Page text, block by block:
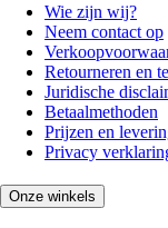
Wie zijn wij?
Neem contact op
Retourneren en
Juridische
Betaalmethoden
Prijzen en
Privacy
Onze winkels